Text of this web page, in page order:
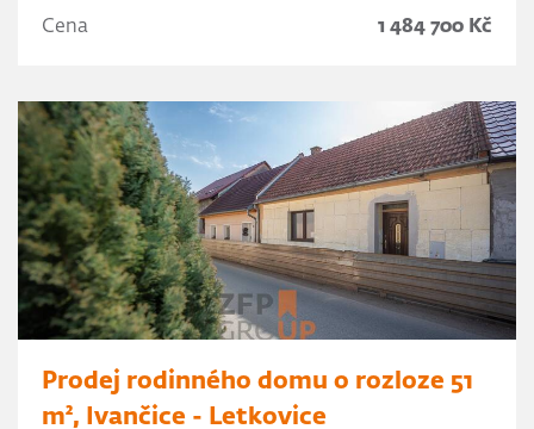
Cena 1 484 700 Kč
Prodej rodinného domu o rozloze 51
m², Ivančice - Letkovice